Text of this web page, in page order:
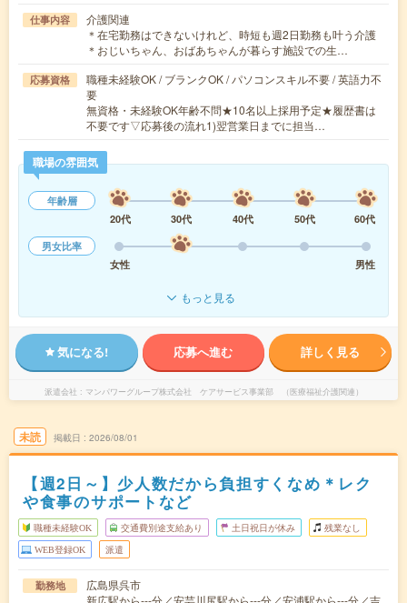
仕事内容
介護関連
＊在宅勤務はできないけれど、時短も週2日勤務も叶う介護
＊おじいちゃん、おばあちゃんが暮らす施設での生…
応募資格
職種未経験OK / ブランクOK / パソコンスキル不要 / 英語力不
要
無資格・未経験OK年齢不問★10名以上採用予定★履歴書は
不要です▽応募後の流れ1)翌営業日までに担当…
職場の雰囲気
年齢層
20代
30代 40代 50代
60代
男女比率
女性
男性
もっと見る
気になる! 応募へ進む 詳しく見る
派遣会社 マンパワーグループ株式会社 ケアサービス事業部 （医療福祉介護関連）
未読 掲載日 2026/08/01
【週2日～】少人数だから負担すくなめ＊レク
や食事のサポートなど
職種未経験OK 交通費別途支給あり 土日祝日が休み 残業なし
WEB登録OK 派遣
勤務地
広島県呉市
新広駅から---分／安芸川尻駅から---分／安浦駅から---分／吉